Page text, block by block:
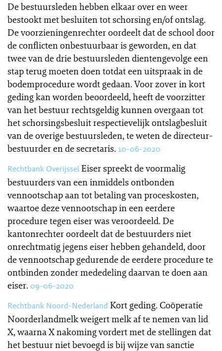
De bestuursleden hebben elkaar over en weer
bestookt met besluiten tot schorsing en/of ontslag.
De voorzieningenrechter oordeelt dat de school door
de conflicten onbestuurbaar is geworden, en dat
twee van de drie bestuursleden dientengevolge een
stap terug moeten doen totdat een uitspraak in de
bodemprocedure wordt gedaan. Voor zover in kort
geding kan worden beoordeeld, heeft de voorzitter
van het bestuur rechtsgeldig kunnen overgaan tot
het schorsingsbesluit respectievelijk ontslagbesluit
van de overige bestuursleden, te weten de directeur-
bestuurder en de secretaris. 10-06-2020
Rechtbank OverijsselEiser spreekt de voormalig
bestuurders van een inmiddels ontbonden
vennootschap aan tot betaling van proceskosten,
waartoe deze vennootschap in een eerdere
procedure tegen eiser was veroordeeld. De
kantonrechter oordeelt dat de bestuurders niet
onrechtmatig jegens eiser hebben gehandeld, door
de vennootschap gedurende de eerdere procedure te
ontbinden zonder mededeling daarvan te doen aan
eiser. 09-06-2020
Rechtbank Noord-Nederland Kort geding. Coöperatie
Noorderlandmelk weigert melk af te nemen van lid
X, waarna X nakoming vordert met de stellingen dat
het bestuur niet bevoegd is bij wijze van sanctie